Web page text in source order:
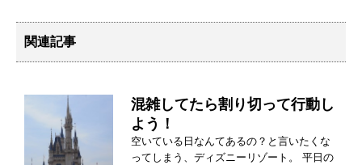
関連記事
混雑してたら割り切って行動し
よう！
空いている日なんてあるの？と言いたくな
ってしまう、ディズニーリゾート。 平日の